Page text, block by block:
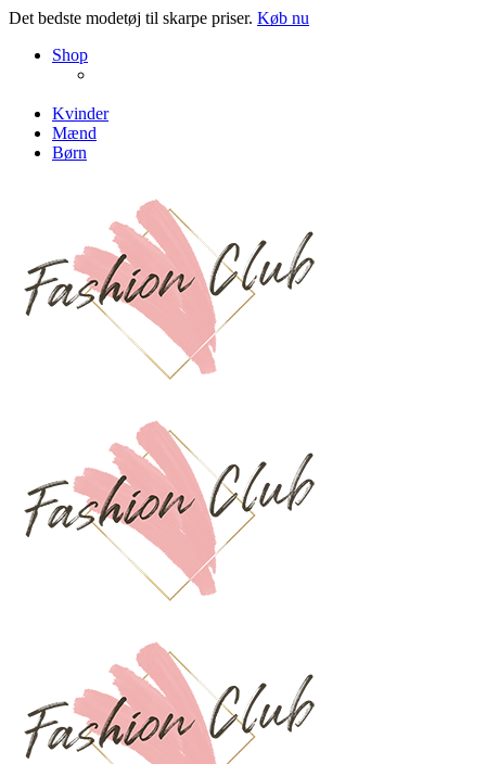
Det bedste modetøj til skarpe priser. Køb nu
Shop
Kvinder
Mænd
Børn